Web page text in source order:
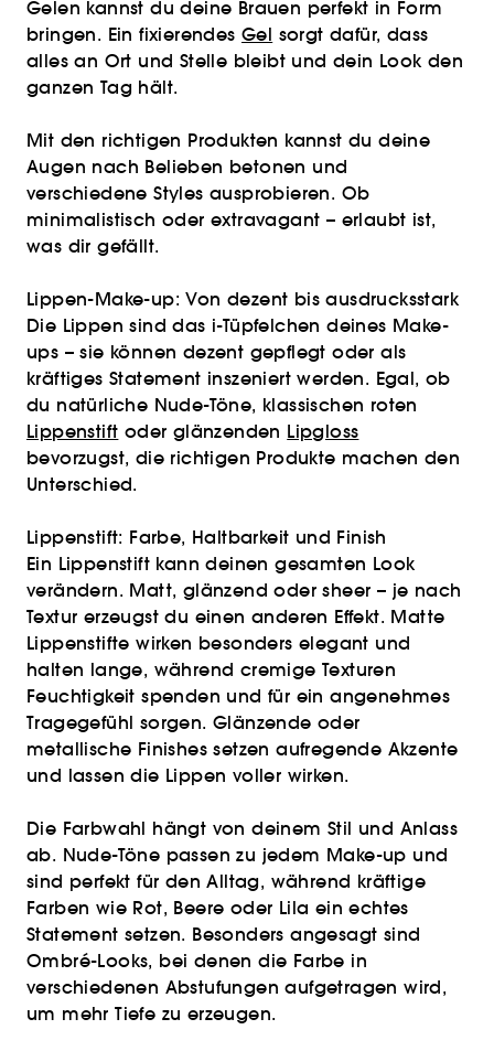
Gelen kannst du deine Brauen perfekt in Form
bringen. Ein fixierendes Gel sorgt dafür, dass
alles an Ort und Stelle bleibt und dein Look den
ganzen Tag hält.
Mit den richtigen Produkten kannst du deine
Augen nach Belieben betonen und
verschiedene Styles ausprobieren. Ob
minimalistisch oder extravagant – erlaubt ist,
was dir gefällt.
Lippen-Make-up: Von dezent bis ausdrucksstark
Die Lippen sind das i-Tüpfelchen deines Make-
ups – sie können dezent gepflegt oder als
kräftiges Statement inszeniert werden. Egal, ob
du natürliche Nude-Töne, klassischen roten
Lippenstift oder glänzenden Lipgloss
bevorzugst, die richtigen Produkte machen den
Unterschied.
Lippenstift: Farbe, Haltbarkeit und Finish
Ein Lippenstift kann deinen gesamten Look
verändern. Matt, glänzend oder sheer – je nach
Textur erzeugst du einen anderen Effekt. Matte
Lippenstifte wirken besonders elegant und
halten lange, während cremige Texturen
Feuchtigkeit spenden und für ein angenehmes
Tragegefühl sorgen. Glänzende oder
metallische Finishes setzen aufregende Akzente
und lassen die Lippen voller wirken.
Die Farbwahl hängt von deinem Stil und Anlass
ab. Nude-Töne passen zu jedem Make-up und
sind perfekt für den Alltag, während kräftige
Farben wie Rot, Beere oder Lila ein echtes
Statement setzen. Besonders angesagt sind
Ombré-Looks, bei denen die Farbe in
verschiedenen Abstufungen aufgetragen wird,
um mehr Tiefe zu erzeugen.